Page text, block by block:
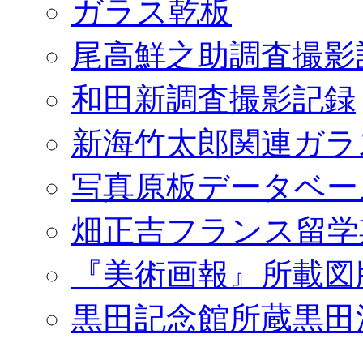
ガラス乾板
尾高鮮之助調査撮
和田新調査撮影記録
新海竹太郎関連ガ
写真原板データベ
畑正吉フランス留
『美術画報』所載
黒田記念館所蔵黒